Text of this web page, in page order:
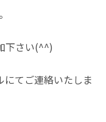
下さい(^^)
てご連絡いたしま